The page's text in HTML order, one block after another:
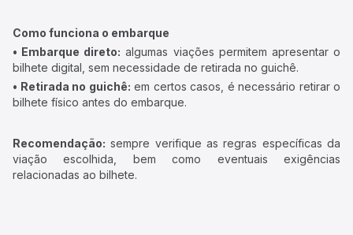
Como funciona o embarque
• Embarque direto: algumas viações permitem apresentar o
bilhete digital, sem necessidade de retirada no guichê.
• Retirada no guichê: em certos casos, é necessário retirar o
bilhete físico antes do embarque.
Recomendação: sempre verifique as regras específicas da
viação escolhida, bem como eventuais exigências
relacionadas ao bilhete.